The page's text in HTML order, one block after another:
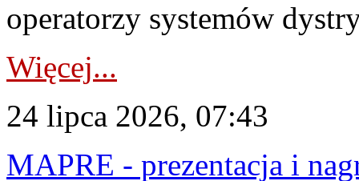
operatorzy systemów
Więcej...
24 lipca 2026, 07:43
MAPRE - prezentacja i